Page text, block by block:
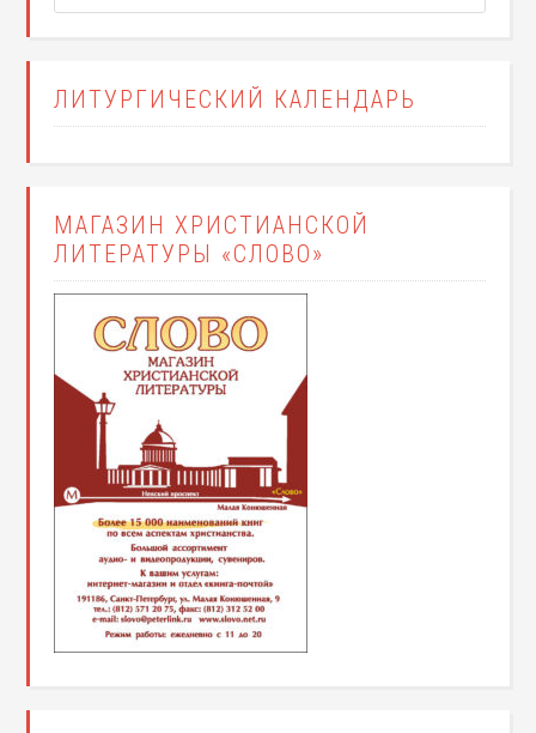
ЛИТУРГИЧЕСКИЙ КАЛЕНДАРЬ
МАГАЗИН ХРИСТИАНСКОЙ
ЛИТЕРАТУРЫ «СЛОВО»